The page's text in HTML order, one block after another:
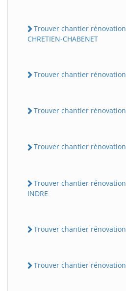
Trouver chantier rénovation
CHRETIEN-CHABENET
Trouver chantier rénovation
Trouver chantier rénovation
Trouver chantier rénovation
Trouver chantier rénovation
INDRE
Trouver chantier rénovation
Trouver chantier rénovation